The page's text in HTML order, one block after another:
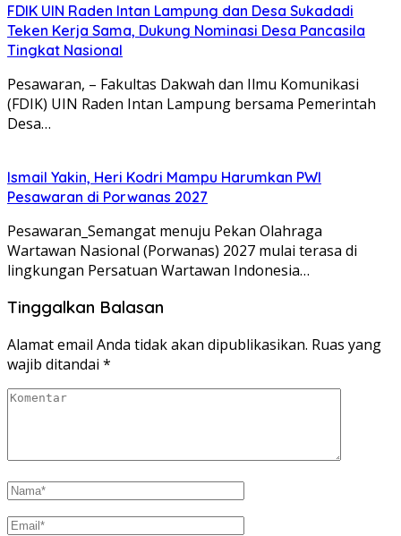
FDIK UIN Raden Intan Lampung dan Desa Sukadadi
Teken Kerja Sama, Dukung Nominasi Desa Pancasila
Tingkat Nasional
Pesawaran, – Fakultas Dakwah dan Ilmu Komunikasi
(FDIK) UIN Raden Intan Lampung bersama Pemerintah
Desa…
Ismail Yakin, Heri Kodri Mampu Harumkan PWI
Pesawaran di Porwanas 2027
Pesawaran_Semangat menuju Pekan Olahraga
Wartawan Nasional (Porwanas) 2027 mulai terasa di
lingkungan Persatuan Wartawan Indonesia…
Tinggalkan Balasan
Alamat email Anda tidak akan dipublikasikan. Ruas yang
wajib ditandai *